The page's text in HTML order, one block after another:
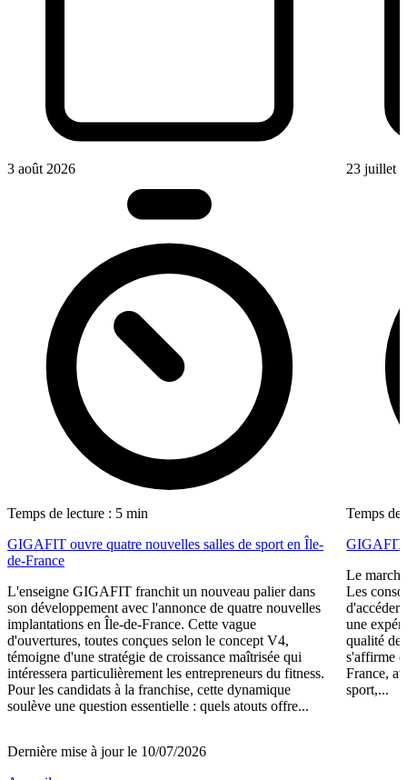
3 août 2026
Temps de lecture : 5 min
GIGAFIT ouvre quatre nouvelles salles de sport en Île-
de-France
L'enseigne GIGAFIT franchit un nouveau palier dans
son développement avec l'annonce de quatre nouvelles
implantations en Île-de-France. Cette vague
d'ouvertures, toutes conçues selon le concept V4,
témoigne d'une stratégie de croissance maîtrisée qui
intéressera particulièrement les entrepreneurs du fitness.
Pour les candidats à la franchise, cette dynamique
soulève une question essentielle : quels atouts offre...
23 juillet
Temps de
GIGAFIT
Le
Les
d'accéder
une
qualité
s'affirme
France,
sport,...
Dernière mise à jour le 10/07/2026